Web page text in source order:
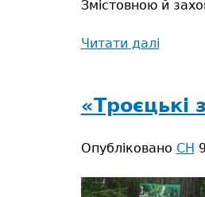
Змістовною й
Читати далі
«Троєцькі
Опубліковано СН